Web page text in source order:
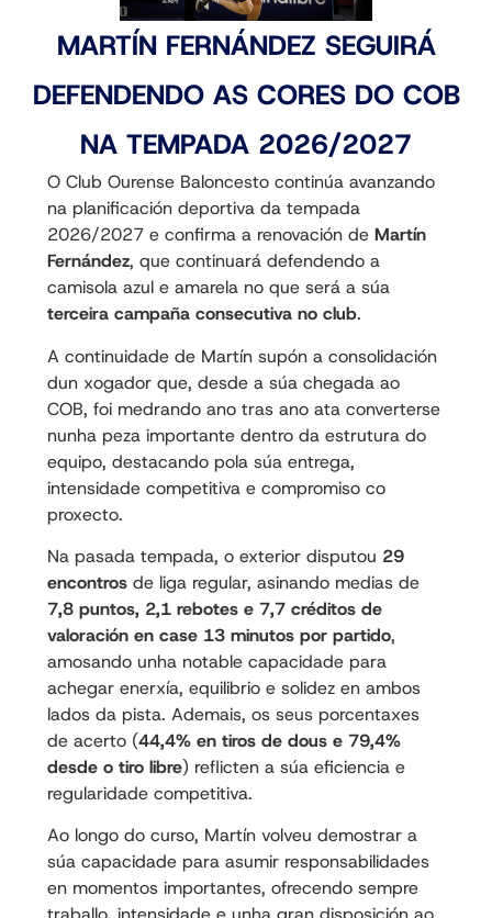
MARTÍN FERNÁNDEZ SEGUIRÁ
DEFENDENDO AS CORES DO COB
NA TEMPADA 2026/2027
O Club Ourense Baloncesto continúa avanzando
na planificación deportiva da tempada
2026/2027 e confirma a renovación de Martín
Fernández, que continuará defendendo a
camisola azul e amarela no que será a súa
terceira campaña consecutiva no club.
A continuidade de Martín supón a consolidación
dun xogador que, desde a súa chegada ao
COB, foi medrando ano tras ano ata converterse
nunha peza importante dentro da estrutura do
equipo, destacando pola súa entrega,
intensidade competitiva e compromiso co
proxecto.
Na pasada tempada, o exterior disputou 29
encontrosde liga regular, asinando medias de
7,8 puntos, 2,1 rebotes e 7,7 créditos de
valoración en case 13 minutos por partido,
amosando unha notable capacidade para
achegar enerxía, equilibrio e solidez en ambos
lados da pista. Ademais, os seus porcentaxes
de acerto (44,4% en tiros de dous e 79,4%
desde o tiro libre) reflicten a súa eficiencia e
regularidade competitiva.
Ao longo do curso, Martín volveu demostrar a
súa capacidade para asumir responsabilidades
en momentos importantes, ofrecendo sempre